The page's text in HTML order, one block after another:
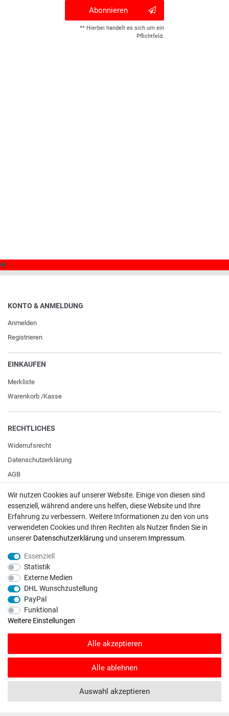
Abonnieren
** Hierbei handelt es sich um ein
Pflichtfeld.
KONTO & ANMELDUNG
Anmelden
Registrieren
EINKAUFEN
Merkliste
Warenkorb /Kasse
RECHTLICHES
Widerrufs­recht
Daten­schutz­erklärung
AGB
INFORMATIONEN
Kontakt
Fragen und Antworten
Unternehmen
Versand
Zahlungsweisen
ZAHLUNGSARTEN / VERSAND
VISA / Mastercard
Wir nutzen Cookies auf unserer Website. Einige von diesen sind
essenziell, während andere uns helfen, diese Website und Ihre
Erfahrung zu verbessern. Weitere Informationen zu den von uns
verwendeten Cookies und Ihren Rechten als Nutzer finden Sie in
unserer Daten­schutz­erklärung und unserem Impressum.
Essenziell
Statistik
Externe Medien
DHL Wunschzustellung
PayPal
Funktional
Weitere Einstellungen
Alle akzeptieren
Alle ablehnen
Auswahl akzeptieren